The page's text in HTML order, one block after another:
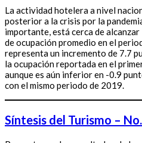
La actividad hotelera a nivel
posterior a la crisis por la
importante, está cerca de
de ocupación promedio en el
representa un incremento de 7.7
la ocupación reportada en el
aunque es aún inferior en -0.9
con el mismo periodo de 2019.
Síntesis del Turismo –